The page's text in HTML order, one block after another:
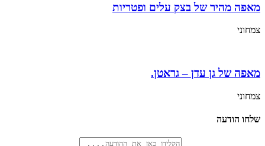
מאפה מהיר של בצק עלים ופטריות
צמחוני
מאפה של גן עדן – גראטן.
צמחוני
שלחו הודעה